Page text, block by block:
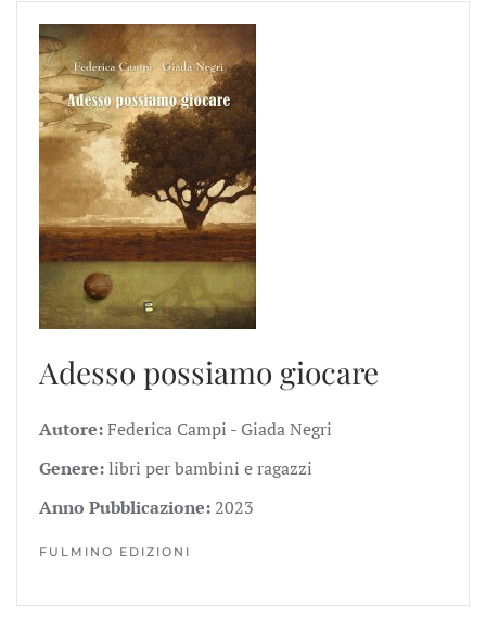
Adesso possiamo giocare
Autore:Federica Campi - Giada Negri
Genere:libri per bambini e ragazzi
Anno Pubblicazione: 2023
FULMINO EDIZIONI